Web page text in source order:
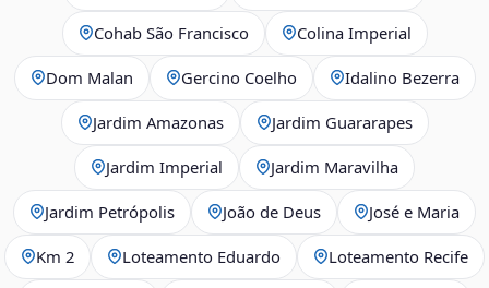
Cohab São Francisco Colina Imperial
Dom Malan Gercino Coelho Idalino Bezerra
Jardim Amazonas Jardim Guararapes
Jardim Imperial Jardim Maravilha
Jardim Petrópolis João de Deus José e Maria
Km 2 Loteamento Eduardo Loteamento Recife